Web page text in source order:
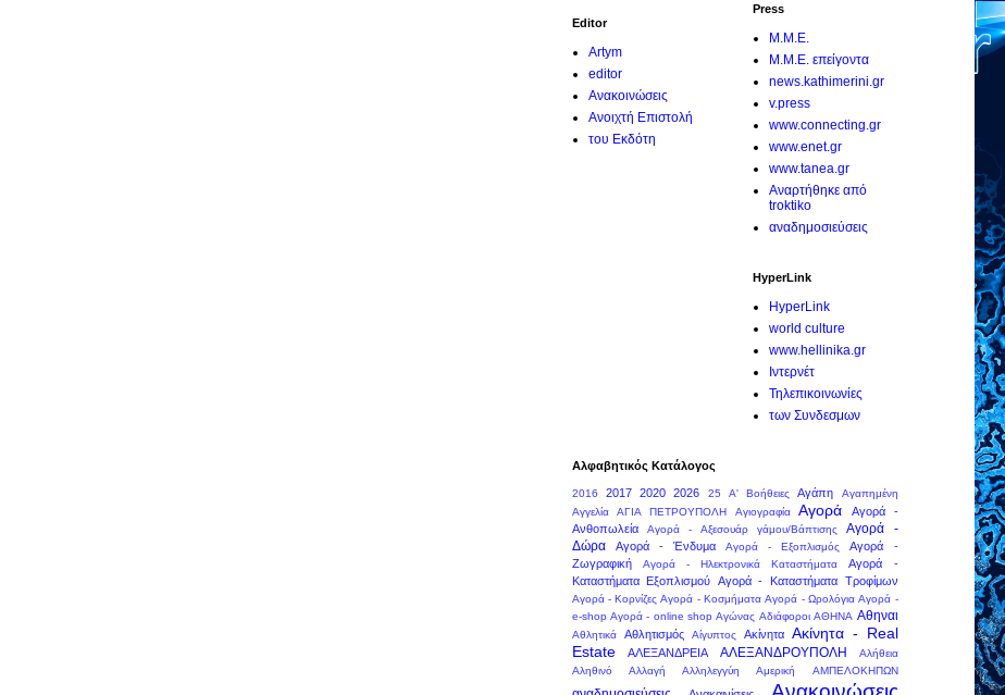
Editor
Artym
editor
Ανακοινώσεις
Ανοιχτή Επιστολή
του Εκδότη
Press
M.M.E.
M.M.E. επείγοντα
news.kathimerini.gr
v.press
www.connecting.gr
www.enet.gr
www.tanea.gr
Αναρτήθηκε από
troktiko
αναδημοσιεύσεις
HyperLink
HyperLink
world culture
www.hellinika.gr
Ιντερνέτ
Τηλεπικοινωνίες
των Συνδεσμων
Αλφαβητικός Κατάλογος
2016 2017 2020 2026 25 Α' Βοήθειες Αγάπη
Αγαπημένη
Αγγελία
ΑΓΙΑ ΠΕΤΡΟΥΠΟΛΗ Αγιογραφία Αγορά
Αγορά -
Ανθοπωλεία
Αγορά - Αξεσουάρ γάμου/Βάπτισης
Αγορά -
Δώρα
Αγορά - Ένδυμα Αγορά - Εξοπλισμός
Αγορά -
Ζωγραφική
Αγορά - Ηλεκτρονικά Καταστήματα
Αγορά -
Καταστήματα Εξοπλισμού Αγορά - Καταστήματα Τροφίμων
Αγορά - Κορνίζες Αγορά - Κοσμήματα Αγορά - Ωρολόγια Αγορά -
e-shop Αγορά - online shop Αγώνας Αδιάφοροι ΑΘΗΝΑ Αθηναι
Αθλητικά Αθλητισμός Αίγυπτος Ακίνητα
Ακίνητα - Real
Estate
ΑΛΕΞΑΝΔΡΕΙΑ ΑΛΕΞΑΝΔΡΟΥΠΟΛΗ
Αλήθεια
Αληθινό
Αλλαγή Αλληλεγγύη Αμερική ΑΜΠΕΛΟΚΗΠΩΝ